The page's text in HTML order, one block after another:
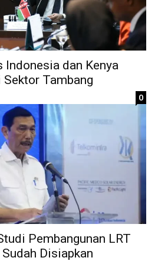
Indonesia dan Kenya
Tambang
0
Pembangunan LRT
Disiapkan